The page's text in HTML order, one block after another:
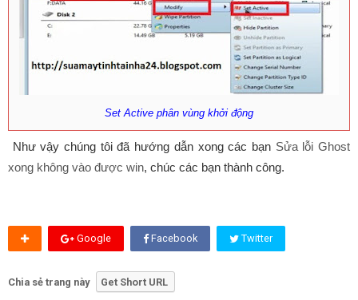
Set Active phân vùng khởi động
Như vậy chúng tôi đã hướng dẫn xong các bạn Sửa lỗi Ghost
xong không vào được win, chúc các bạn thành công.
Google Facebook Twitter
Chia sẻ trang này Get Short URL